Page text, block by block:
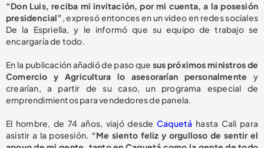
“Don Luis, reciba mi invitación, por mi cuenta, a la posesión
presidencial”, expresó entonces en un video en redes sociales
De la Espriella, y le informó que su equipo de trabajo se
encargaría de todo.
En la publicación añadió de paso que sus próximos ministros de
Comercio y Agricultura lo asesorarían personalmente y
crearían, a partir de su caso, un programa especial de
emprendimientos para vendedores de panela.
El hombre, de 74 años, viajó desdeCaquetá hasta Cali para
asistir a la posesión. “Me siento feliz y orgulloso de sentir el